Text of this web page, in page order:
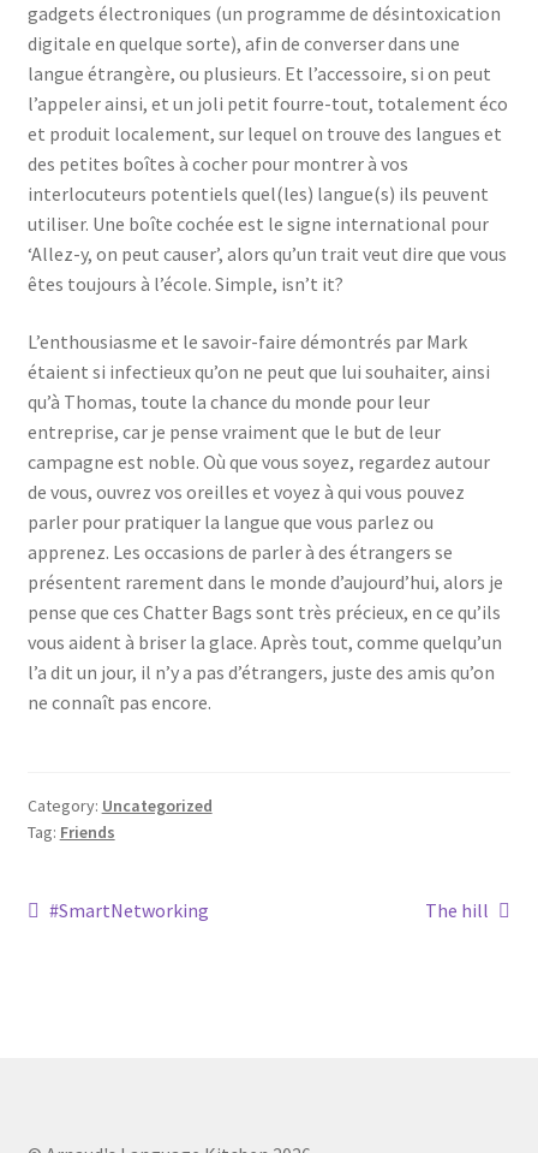
gadgets électroniques (un programme de désintoxication
digitale en quelque sorte), afin de converser dans une
langue étrangère, ou plusieurs. Et l’accessoire, si on peut
l’appeler ainsi, et un joli petit fourre-tout, totalement éco
et produit localement, sur lequel on trouve des langues et
des petites boîtes à cocher pour montrer à vos
interlocuteurs potentiels quel(les) langue(s) ils peuvent
utiliser. Une boîte cochée est le signe international pour
‘Allez-y, on peut causer’, alors qu’un trait veut dire que vous
êtes toujours à l’école. Simple, isn’t it?
L’enthousiasme et le savoir-faire démontrés par Mark
étaient si infectieux qu’on ne peut que lui souhaiter, ainsi
qu’à Thomas, toute la chance du monde pour leur
entreprise, car je pense vraiment que le but de leur
campagne est noble. Où que vous soyez, regardez autour
de vous, ouvrez vos oreilles et voyez à qui vous pouvez
parler pour pratiquer la langue que vous parlez ou
apprenez. Les occasions de parler à des étrangers se
présentent rarement dans le monde d’aujourd’hui, alors je
pense que ces Chatter Bags sont très précieux, en ce qu’ils
vous aident à briser la glace. Après tout, comme quelqu’un
l’a dit un jour, il n’y a pas d’étrangers, juste des amis qu’on
ne connaît pas encore.
Category: Uncategorized
Tag: Friends
Post
Previous
#SmartNetworking
Next
The hill